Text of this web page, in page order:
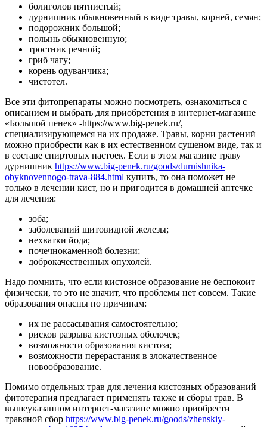
болиголов пятнистый;
дурнишник обыкновенный в виде травы, корней, семян;
подорожник большой;
полынь обыкновенную;
тростник речной;
гриб чагу;
корень одуванчика;
чистотел.
Все эти фитопрепараты можно посмотреть, ознакомиться с
описанием и выбрать для приобретения в интернет-магазине
«Большой пенек» -https://www.big-penek.ru/,
специализирующемся на их продаже. Травы, корни растений
можно приобрести как в их естественном сушеном виде, так и
в составе спиртовых настоек. Если в этом магазине траву
дурнишник https://www.big-penek.ru/goods/durnishnika-
obyknovennogo-trava-884.html купить, то она поможет не
только в лечении кист, но и пригодится в домашней аптечке
для лечения:
зоба;
заболеваний щитовидной железы;
нехватки йода;
почечнокаменной болезни;
доброкачественных опухолей.
Надо помнить, что если кистозное образование не беспокоит
физически, то это не значит, что проблемы нет совсем. Такие
образования опасны по причинам:
их не рассасывания самостоятельно;
рисков разрыва кистозных оболочек;
возможности образования кистоза;
возможности перерастания в злокачественное
новообразование.
Помимо отдельных трав для лечения кистозных образований
фитотерапия предлагает применять также и сборы трав. В
вышеуказанном интернет-магазине можно приобрести
травяной сбор https://www.big-penek.ru/goods/zhenskiy-